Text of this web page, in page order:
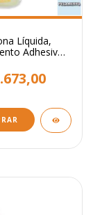
Líquida,
Adhesivo